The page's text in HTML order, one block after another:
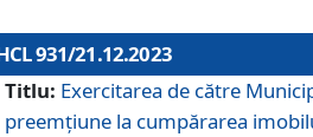
931/21.12.2023
Titlu: Exercitarea de către
preemțiune la cumpărarea